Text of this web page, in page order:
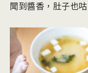
聞到醬香，肚子也